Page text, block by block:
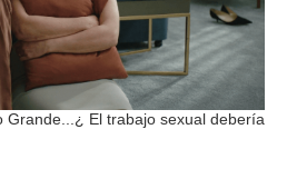
Grande...¿ El trabajo sexual debería